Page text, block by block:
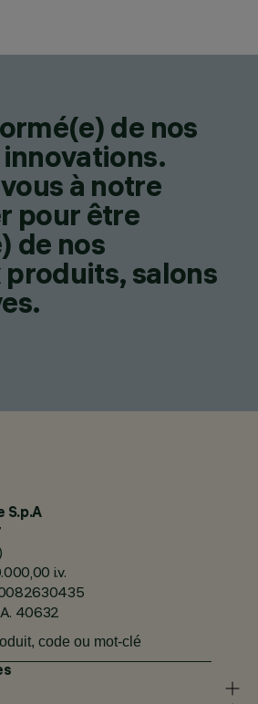
de nos
à notre
pour être
de nos
produits, salons
S.p.A
i.v.
40632